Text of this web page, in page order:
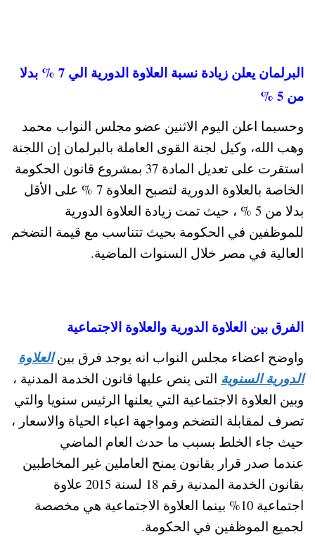
البرلمان يعلن زيادة نسبة العلاوة الدورية الي 7 % بدلا
من 5 %
وحسبما اعلن اليوم الاثنين عضو مجلس النواب محمد
وهب الله، وكيل لجنة القوى العاملة بالبرلمان إن اللجنة
استقرت على تعديل المادة 37 بمشروع قانون الحكومة
الخاصة بالعلاوة الدورية لتصبح العلاوة 7 % على الأقل
بدلا من 5 % ، حيث تمت زيادة العلاوة الدورية
للموظفين في الحكومة بحيث تتناسب مع قيمة التضخم
العالية في مصر خلال السنوات الماضية.
الفرق بين العلاوة الدورية والعلاوة الاجتماعية
واوضح اعضاء مجلس النواب انه يوجد فرق بينالعلاوة
الدورية السنوية التى ينص عليها قانون الخدمة المدنية ،
وبين العلاوة الاجتماعية التي يعلنها الرئيس سنويا والتي
تصرف لمقابلة التضخم ومواجهة اعباء الحياة والاسعار ،
حيث جاء الخلط بسبب ما حدث العام الماضي
عندما صدر قرار بقانون يمنح العاملين غير المخاطبين
بقانون الخدمة المدنية رقم 18 لسنة 2015 علاوة
اجتماعية 10% بينما العلاوة الاجتماعية هي مخصصة
لجميع الموظفين في الحكومة.